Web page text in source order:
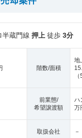
半蔵門線 押上 徒歩 3分
階数/面積
地
（
前業態/
希望譲渡額
ハ
万
取扱会社 －